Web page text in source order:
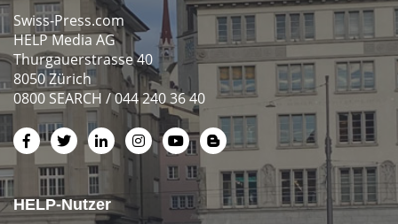
Swiss-Press.com
HELP Media AG
Thurgauerstrasse 40
8050 Zürich
0800 SEARCH / 044 240 36 40
HELP-Nutzer